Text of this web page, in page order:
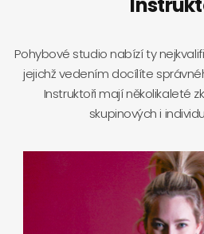
Pohybové studio nabízí ty
jejichž vedením docílíte
Instruktoři mají několikaleté
skupinových i